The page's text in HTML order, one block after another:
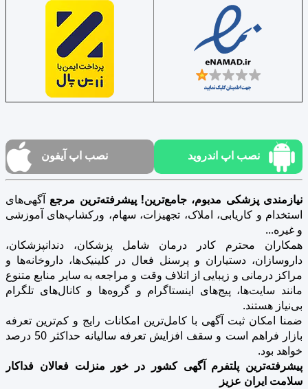
نصب اپ اندروید نصب اپ آیفون
نیازمندی پزشکی مدبوم، جامع‌ترین! پیشرفته‌ترین مرجع آگهی‌های
استخدام و کاریابی، املاک، تجهیزات، سهام، ورکشاپ‌های آموزشی
و غیره...
همکاران محترم کادر درمان شامل پزشکان، دندانپزشکان،
داروسازان، دستیاران و پرسنل فعال در کلینیک‌ها، داروخانه‌ها و
مراکز درمانی و زیبایی از اتلاف وقت و مراجعه به سایر منابع متنوع
مانند سایت‌ها، پیج‌های اینستاگرام و گروه‌ها و کانال‌های تلگرام
بی‌نیاز هستند.
ضمنا امکان ثبت آگهی با کامل‌ترین امکانات رایج و کم‌ترین تعرفه
بازار فراهم است و سقف افزایش تعرفه سالیانه حداکثر 50 درصد
خواهد بود.
پیشرفته‌ترین پلتفرم آگهی کشور در خور منزلت فعالان فداکار
سلامت ایران عزیز